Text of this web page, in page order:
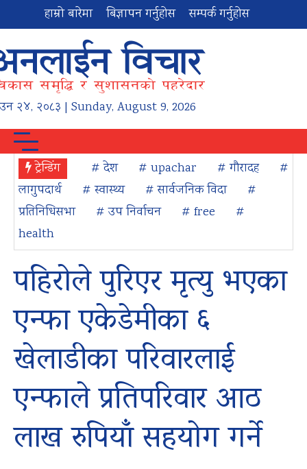
हाम्रो बारेमा बिज्ञापन गर्नुहोस सम्पर्क गर्नुहोस
२४, २०८३ | Sunday, August 9, 2026
ट्रेन्डिंग # देश # upachar # गौरादह
#
लागुपदार्थ
# स्वास्थ्य # सार्वजनिक विदा
#
प्रतिनिधिसभा
# उप निर्वाचन # free
#
health
पहिरोले पुरिएर मृत्यु भएका
एन्फा एकेडेमीका ६
खेलाडीका परिवारलाई
एन्फाले प्रतिपरिवार आठ
लाख रुपियाँ सहयोग गर्ने